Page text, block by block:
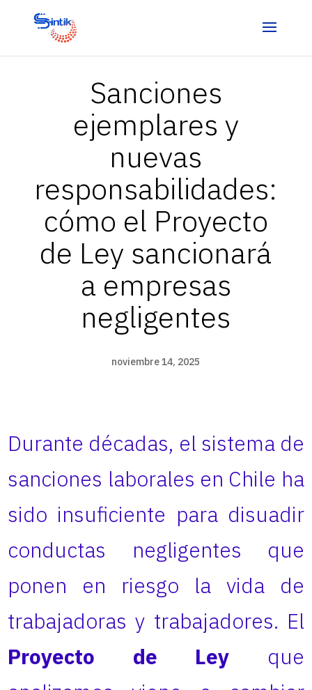
Sanciones
ejemplares y
nuevas
responsabilidades:
cómo el Proyecto
de Ley sancionará
a empresas
negligentes
noviembre 14, 2025
Durante décadas, el sistema de
sanciones laborales en Chile ha
sido insuficiente para disuadir
conductas negligentes que
ponen en riesgo la vida de
trabajadoras y trabajadores. El
Proyecto de Ley que